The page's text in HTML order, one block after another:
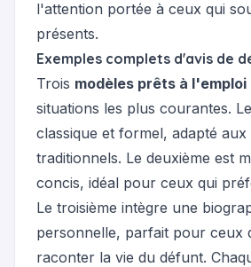
l'attention portée à ceux qui
présents.
Exemples complets d'avis de
Trois modèles prêts à l'emploi
situations les plus courantes.
classique et formel, adapté aux
traditionnels. Le deuxième est
concis, idéal pour ceux qui
Le troisième intègre une
personnelle, parfait pour ceux
raconter la vie du défunt.